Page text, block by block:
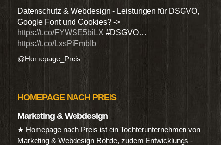
Datenschutz & Webdesign - Leistungen für DSGVO,
Google Font und Cookies? ->
https://t.co/FYWSE5biLX #DSGVO…
https://t.co/LxsPiFmbIb
@Homepage_Preis
HOMEPAGE NACH PREIS
Marketing & Webdesign
★ Homepage nach Preis ist ein Tochterunternehmen von
Marketing & Webdesign Rohde, zudem Entwicklungs -